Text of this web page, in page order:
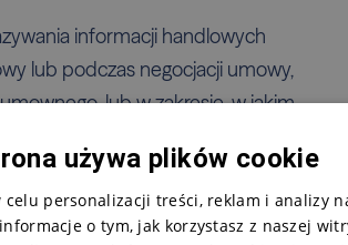
informacji handlowych
lub podczas negocjacji umowy,
lub w zakresie, w jakim
w zakresie, w jakim są one
na podstawie umowy.
gdy nakazują to
używa plików cookie
celu personalizacji treści, reklam i analizy
o tym, jak korzystasz z naszej